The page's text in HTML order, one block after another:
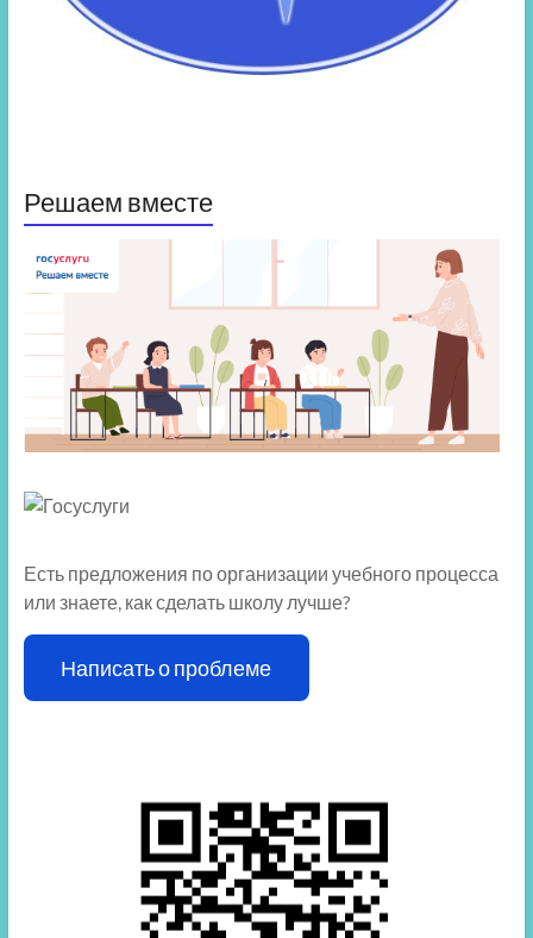
Решаем вместе
Есть предложения по организации учебного процесса
или знаете, как сделать школу лучше?
Написать о проблеме